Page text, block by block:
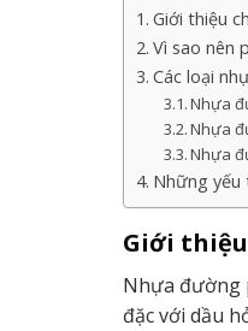
Giới thiệu
Vì sao nên
Các loại
Nhựa
Nhựa
Nhựa
Những
Giới
Nhựa đường
đặc với dầu